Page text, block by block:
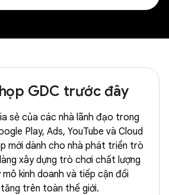
GDC trước đây
sẻ của các nhà lãnh đạo trong
Play, Ads, YouTube và Cloud
mới dành cho nhà phát triển trò
xây dựng trò chơi chất lượng
kinh doanh và tiếp cận đối
trên toàn thế giới.